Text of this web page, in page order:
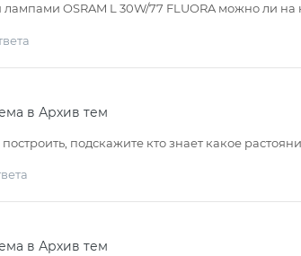
OSRAM L 30W/77 FLUORA можно ли
в Архив тем
подскажите кто знает какое
в Архив тем